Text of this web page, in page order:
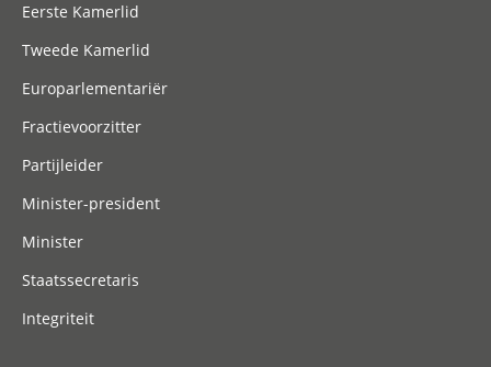
Eerste Kamerlid
Tweede Kamerlid
Europarlementariër
Fractievoorzitter
Partijleider
Minister-president
Minister
Staatssecretaris
Integriteit